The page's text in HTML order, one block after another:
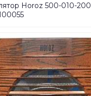
Horoz 500-010-200